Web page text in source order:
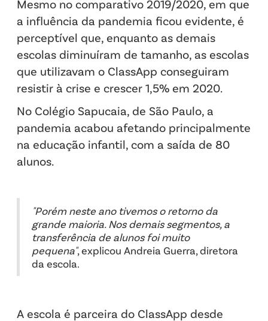
Mesmo no comparativo 2019/2020, em que
a influência da pandemia ficou evidente, é
perceptível que, enquanto as demais
escolas diminuíram de tamanho, as escolas
que utilizavam o ClassApp conseguiram
resistir à crise e crescer 1,5% em 2020.
No Colégio Sapucaia, de São Paulo, a
pandemia acabou afetando principalmente
na educação infantil, com a saída de 80
alunos.
"Porém neste ano tivemos o retorno da
grande maioria. Nos demais segmentos, a
transferência de alunos foi muito
pequena", explicou Andreia Guerra, diretora
da escola.
A escola é parceira do ClassApp desde